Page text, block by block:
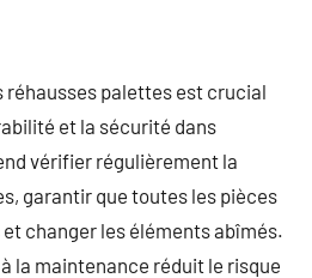
réhausses palettes est crucial
et la sécurité dans
vérifier régulièrement la
garantir que toutes les pièces
changer les éléments abîmés.
la maintenance réduit le risque